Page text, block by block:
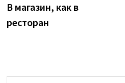
по
записям
В магазин, как в
ресторан